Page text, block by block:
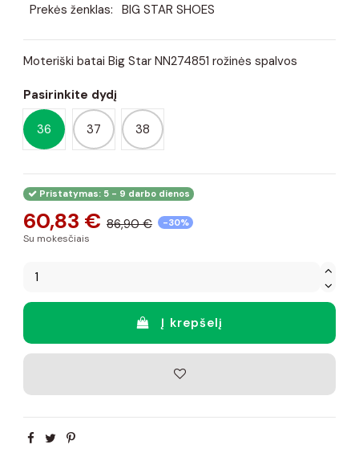
Prekės ženklas: BIG STAR SHOES
Moteriški batai Big Star NN274851 rožinės spalvos
Pasirinkite dydį
36 37 38
Pristatymas: 5 - 9 darbo dienos
60,83 € 86,90 € -30%
Su mokesčiais
Į krepšelį